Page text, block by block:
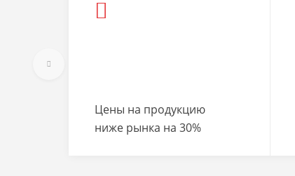
Цены на продукцию
ниже рынка на 30%